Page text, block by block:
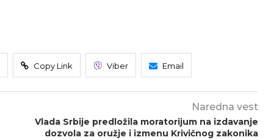
Copy Link Viber Email
Naredna vest
Vlada Srbije predložila moratorijum na izdavanje
dozvola za oružje i izmenu Krivičnog zakonika